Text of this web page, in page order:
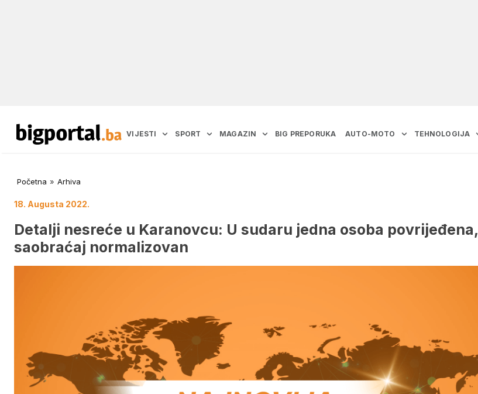
VIJESTI SPORT MAGAZIN BIG PREPORUKA AUTO-MOTO TEHNOLOGIJA
Početna » Arhiva
18. Augusta 2022.
Detalji nesreće u Karanovcu: U sudaru jedna osoba povrijeđena,
saobraćaj normalizovan